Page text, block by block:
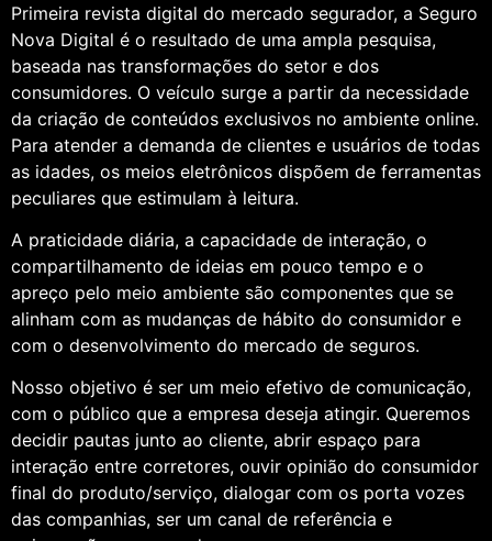
Primeira revista digital do mercado segurador, a Seguro
Nova Digital é o resultado de uma ampla pesquisa,
baseada nas transformações do setor e dos
consumidores. O veículo surge a partir da necessidade
da criação de conteúdos exclusivos no ambiente online.
Para atender a demanda de clientes e usuários de todas
as idades, os meios eletrônicos dispõem de ferramentas
peculiares que estimulam à leitura.
A praticidade diária, a capacidade de interação, o
compartilhamento de ideias em pouco tempo e o
apreço pelo meio ambiente são componentes que se
alinham com as mudanças de hábito do consumidor e
com o desenvolvimento do mercado de seguros.
Nosso objetivo é ser um meio efetivo de comunicação,
com o público que a empresa deseja atingir. Queremos
decidir pautas junto ao cliente, abrir espaço para
interação entre corretores, ouvir opinião do consumidor
final do produto/serviço, dialogar com os porta vozes
das companhias, ser um canal de referência e